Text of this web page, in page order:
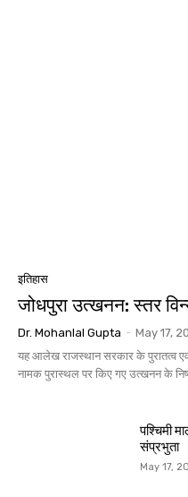
इतिहास
जोधपुरा उत्खनन: स्तर
Dr. Mohanlal Gupta - May 17,
यह आलेख राजस्थान सरकार के पुरातत्व एवं
नामक पुरास्थल पर किए गए उत्खनन के
पश्चिमी
संप्रभुता
May 17,